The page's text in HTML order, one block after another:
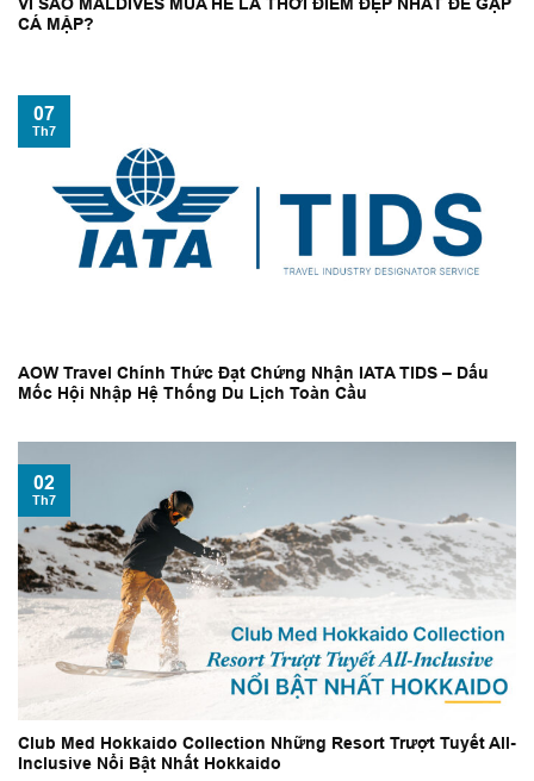
CÁ MẬP?
AOW Travel Chính Thức Đạt Chứng Nhận IATA TIDS – Dấu
Mốc Hội Nhập Hệ Thống Du Lịch Toàn Cầu
07
Th7
Club Med Hokkaido Collection Những Resort Trượt Tuyết All-
Inclusive Nổi Bật Nhất Hokkaido
02
Th7